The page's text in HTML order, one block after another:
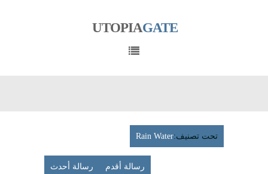
UTOPIAGATE
تحت تصنيف:Rain Water
رسالة أحدث رسالة أقدم